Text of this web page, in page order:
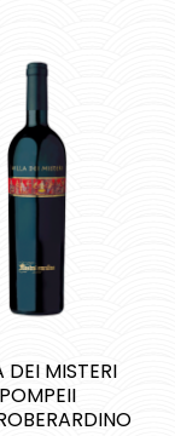
DEI MISTERI
POMPEII